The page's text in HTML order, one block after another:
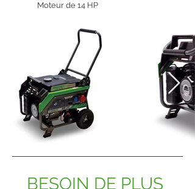
Moteur de 14 HP
BESOIN DE PLUS